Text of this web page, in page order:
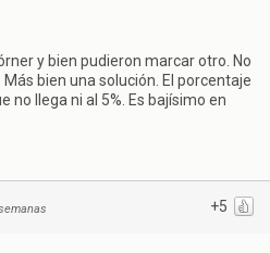
y bien pudieron marcar otro. No
bien una solución. El porcentaje
no llega ni al 5%. Es bajísimo en
+5